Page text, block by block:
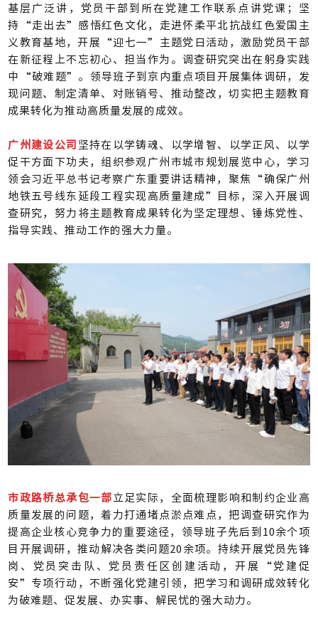
基层广泛讲，党员干部到所在党建工作联系点讲党课；坚
持“走出去”感悟红色文化，走进怀柔平北抗战红色爱国主
义教育基地，开展“迎七一”主题党日活动，激励党员干部
在新征程上不忘初心、担当作为。调查研究突出在躬身实践
中“破难题”。领导班子到京内重点项目开展集体调研，发
现问题、制定清单、对账销号、推动整改，切实把主题教育
成果转化为推动高质量发展的成效。
广州建设公司 坚持在以学铸魂、以学增智、以学正风、以学
促干方面下功夫，组织参观广州市城市规划展览中心，学习
领会习近平总书记考察广东重要讲话精神，聚焦“确保广州
地铁五号线东延段工程实现高质量建成”目标，深入开展调
查研究，努力将主题教育成果转化为坚定理想、锤炼党性、
指导实践、推动工作的强大力量。
市政路桥总承包一部 立足实际，全面梳理影响和制约企业高
质量发展的问题，着力打通堵点淤点难点，把调查研究作为
提高企业核心竞争力的重要途径，领导班子先后到10余个项
目开展调研，推动解决各类问题20余项。持续开展党员先锋
岗、党员突击队、党员责任区创建活动，开展“党建促
安”专项行动，不断强化党建引领，把学习和调研成效转化
为破难题、促发展、办实事、解民忧的强大动力。